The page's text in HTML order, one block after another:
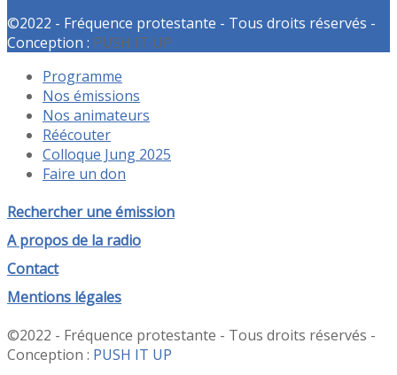
©2022 - Fréquence protestante - Tous droits réservés -
Conception : PUSH IT UP
Programme
Nos émissions
Nos animateurs
Réécouter
Colloque Jung 2025
Faire un don
Rechercher une émission
A propos de la radio
Contact
Mentions légales
©2022 - Fréquence protestante - Tous droits réservés -
Conception : PUSH IT UP